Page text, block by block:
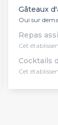
Gâteaux
Oui sur
Repas
Cet
Cocktails
Cet